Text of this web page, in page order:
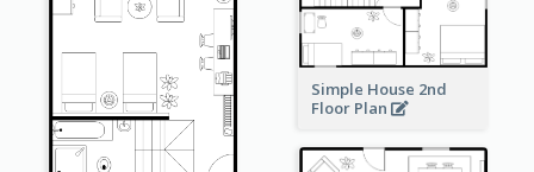
Simple House 2nd
Floor Plan